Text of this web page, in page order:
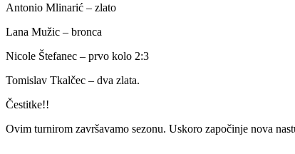
Antonio Mlinarić – zlato
Lana Mužic – bronca
Nicole Štefanec – prvo kolo 2:3
Tomislav Tkalčec – dva zlata.
Čestitke!!
Ovim turnirom završavamo sezonu. Uskoro započinje nova